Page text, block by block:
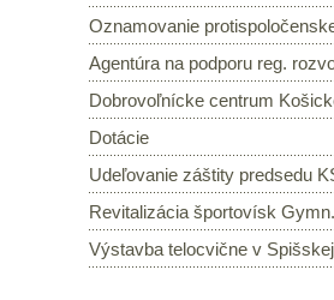
Oznamovanie
Agentúra na podporu reg.
Dobrovoľnícke centrum
Dotácie
Udeľovanie záštity predsedu
Revitalizácia športovísk
Výstavba telocvične v